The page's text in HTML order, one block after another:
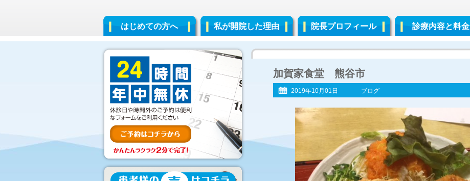
はじめての方へ 私が開院した理由 院長プロフィール 診療内容と料金
加賀家食堂 熊谷市
2019年10月01日 ブログ